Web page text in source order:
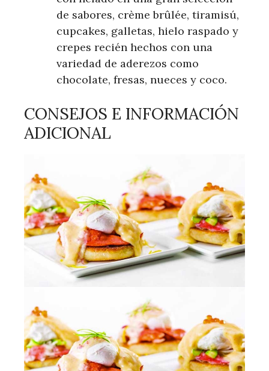
de sabores, crème brûlée, tiramisú,
cupcakes, galletas, hielo raspado y
crepes recién hechos con una
variedad de aderezos como
chocolate, fresas, nueces y coco.
CONSEJOS E INFORMACIÓN
ADICIONAL